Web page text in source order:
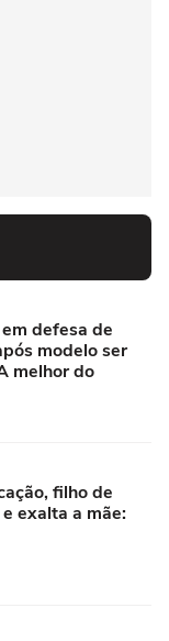
defesa de
modelo ser
melhor do
filho de
exalta a mãe: